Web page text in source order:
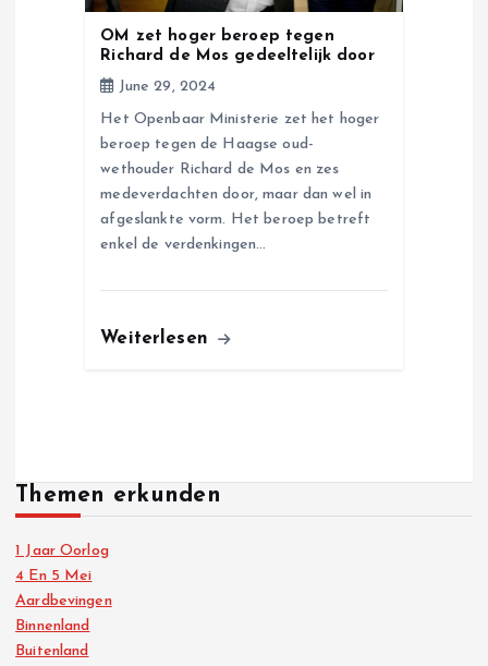
OM zet hoger beroep tegen
Richard de Mos gedeeltelijk door
June 29, 2024
Het Openbaar Ministerie zet het hoger
beroep tegen de Haagse oud-
wethouder Richard de Mos en zes
medeverdachten door, maar dan wel in
afgeslankte vorm. Het beroep betreft
enkel de verdenkingen…
Weiterlesen
Themen erkunden
1 Jaar Oorlog
4 En 5 Mei
Aardbevingen
Binnenland
Buitenland